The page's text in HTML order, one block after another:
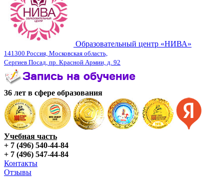
Образовательный центр «НИВА»
141300 Россия, Московская область,
Сергиев Посад, пр. Красной Армии, д. 92
36 лет в сфере образования
Учебная часть
+ 7 (496) 540-44-84
+ 7 (496) 547-44-84
Контакты
Отзывы